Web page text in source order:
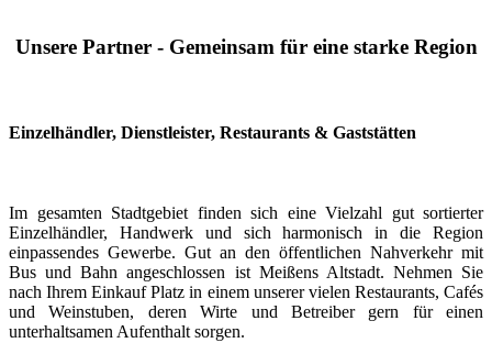
Unsere Partner - Gemeinsam für eine starke Region
Einzelhändler, Dienstleister, Restaurants & Gaststätten
Im gesamten Stadtgebiet finden sich eine Vielzahl gut sortierter
Einzelhändler, Handwerk und sich harmonisch in die Region
einpassendes Gewerbe. Gut an den öffentlichen Nahverkehr mit
Bus und Bahn angeschlossen ist Meißens Altstadt. Nehmen Sie
nach Ihrem Einkauf Platz in einem unserer vielen Restaurants, Cafés
und Weinstuben, deren Wirte und Betreiber gern für einen
unterhaltsamen Aufenthalt sorgen.